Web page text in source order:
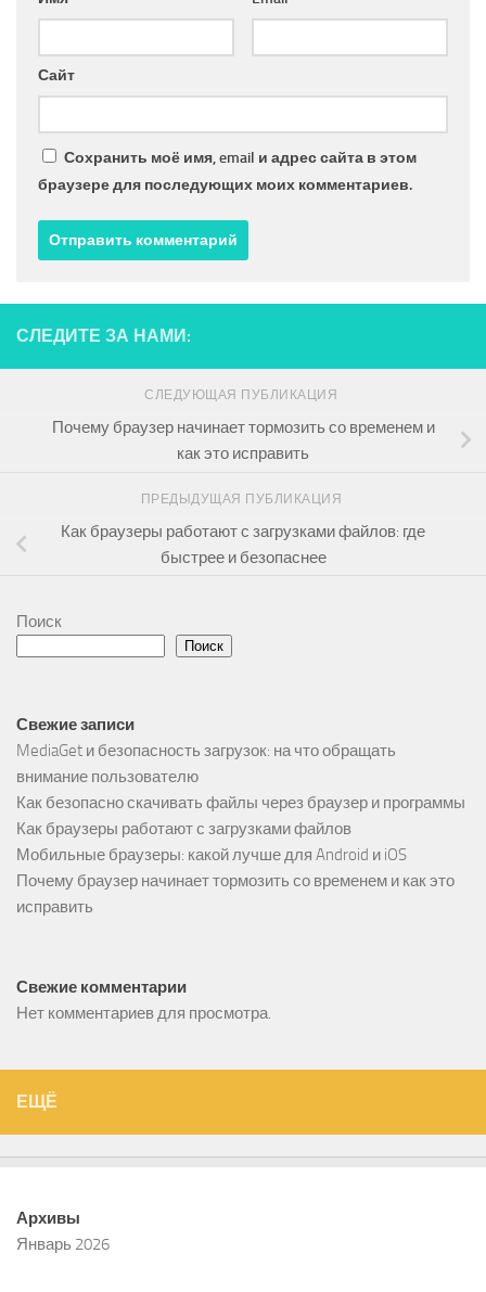
Сайт
Сохранить моё имя, email и адрес сайта в этом
браузере для последующих моих комментариев.
СЛЕДИТЕ ЗА НАМИ:
СЛЕДУЮЩАЯ ПУБЛИКАЦИЯ
Почему браузер начинает тормозить со временем и
как это исправить
ПРЕДЫДУЩАЯ ПУБЛИКАЦИЯ
Как браузеры работают с загрузками файлов: где
быстрее и безопаснее
Поиск
Поиск
Свежие записи
MediaGet и безопасность загрузок: на что обращать
внимание пользователю
Как безопасно скачивать файлы через браузер и программы
Как браузеры работают с загрузками файлов
Мобильные браузеры: какой лучше для Android и iOS
Почему браузер начинает тормозить со временем и как это
исправить
Свежие комментарии
Нет комментариев для просмотра.
ЕЩЁ
Архивы
Январь 2026